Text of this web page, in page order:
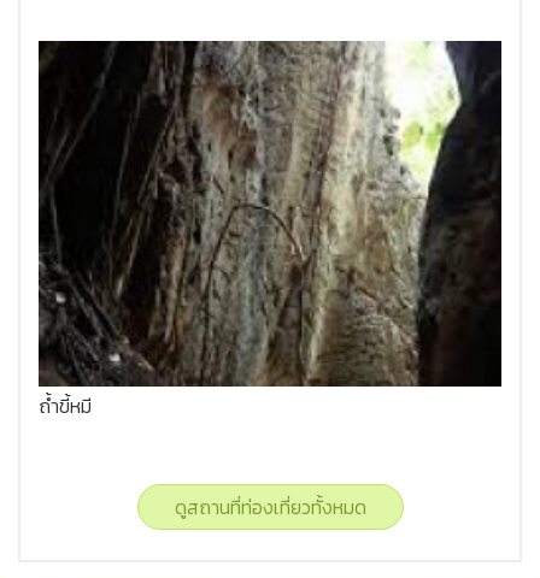
ถ้ำขี้หมี
ดูสถานที่ท่องเที่ยวทั้งหมด